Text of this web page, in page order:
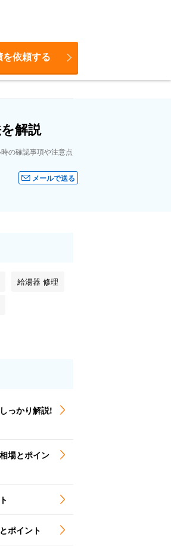
を依頼する
解説
の確認事項や注意点
メールで送る
給湯器 修理
っかり解説!
場とポイン
ポイント